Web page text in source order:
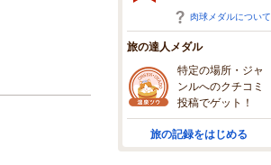
肉球メダルについて
旅の達人メダル
特定の場所・ジャ
ンルへのクチコミ
投稿でゲット！
旅の記録をはじめる